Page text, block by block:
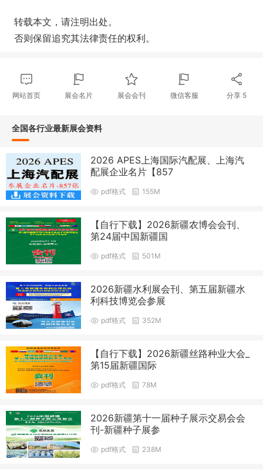
转载本文，请注明出处。
否则保留追究其法律责任的权利。
网站首页 展会名片 展会会刊 微信客服 分享 5
全国各行业最新展会资料
2026 APES上海国际汽配展、上海汽
配展企业名片【857
pdf格式 155M
【自行下载】2026新疆农博会会刊、
第24届中国新疆国
pdf格式 501M
2026新疆水利展会刊、第五届新疆水
利科技博览会参展
pdf格式 352M
【自行下载】2026新疆丝路种业大会_
第15届新疆国际
pdf格式 78M
2026新疆第十一届种子展示交易会会
刊-新疆种子展参
pdf格式 238M